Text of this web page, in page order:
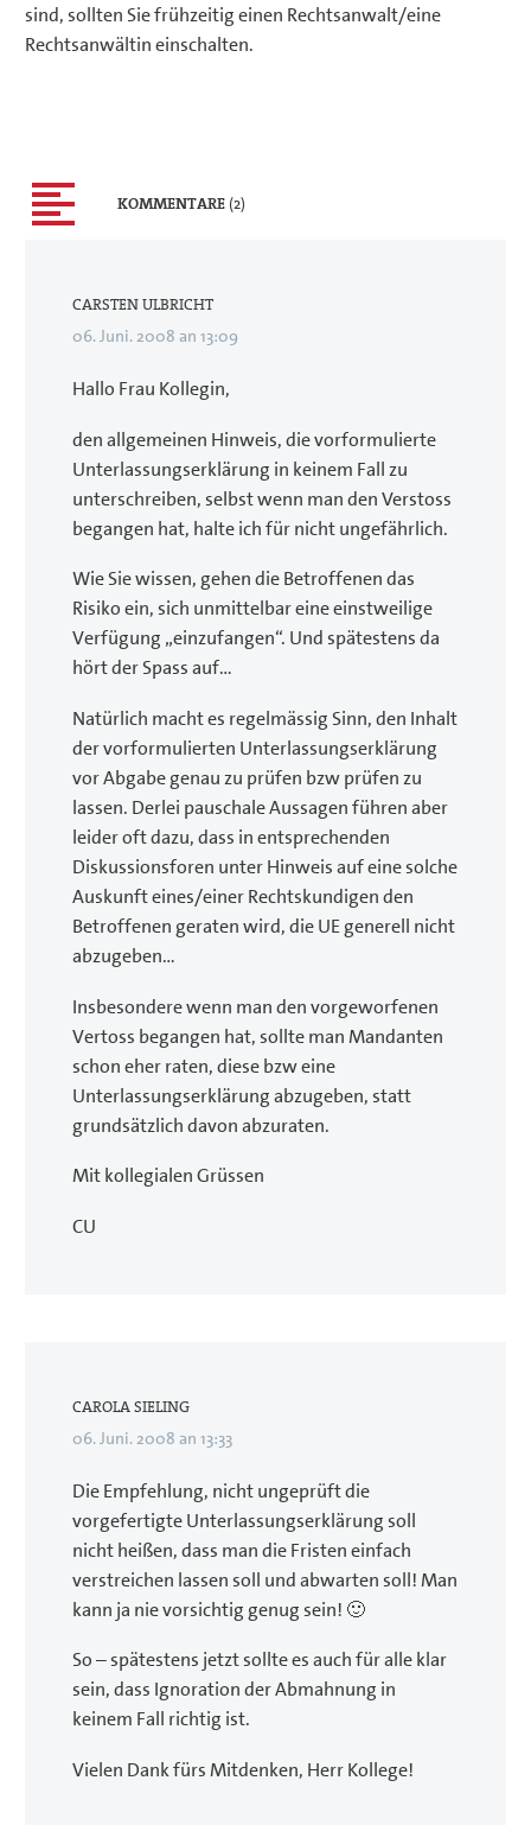
sind, sollten Sie frühzeitig einen Rechtsanwalt/eine
Rechtsanwältin einschalten.
KOMMENTARE (2)
CARSTEN ULBRICHT
06. Juni. 2008 an 13:09
Hallo Frau Kollegin,
den allgemeinen Hinweis, die vorformulierte
Unterlassungserklärung in keinem Fall zu
unterschreiben, selbst wenn man den Verstoss
begangen hat, halte ich für nicht ungefährlich.
Wie Sie wissen, gehen die Betroffenen das
Risiko ein, sich unmittelbar eine einstweilige
Verfügung „einzufangen“. Und spätestens da
hört der Spass auf…
Natürlich macht es regelmässig Sinn, den Inhalt
der vorformulierten Unterlassungserklärung
vor Abgabe genau zu prüfen bzw prüfen zu
lassen. Derlei pauschale Aussagen führen aber
leider oft dazu, dass in entsprechenden
Diskussionsforen unter Hinweis auf eine solche
Auskunft eines/einer Rechtskundigen den
Betroffenen geraten wird, die UE generell nicht
abzugeben…
Insbesondere wenn man den vorgeworfenen
Vertoss begangen hat, sollte man Mandanten
schon eher raten, diese bzw eine
Unterlassungserklärung abzugeben, statt
grundsätzlich davon abzuraten.
Mit kollegialen Grüssen
CU
CAROLA SIELING
06. Juni. 2008 an 13:33
Die Empfehlung, nicht ungeprüft die
vorgefertigte Unterlassungserklärung soll
nicht heißen, dass man die Fristen einfach
verstreichen lassen soll und abwarten soll! Man
kann ja nie vorsichtig genug sein! 🙂
So – spätestens jetzt sollte es auch für alle klar
sein, dass Ignoration der Abmahnung in
keinem Fall richtig ist.
Vielen Dank fürs Mitdenken, Herr Kollege!